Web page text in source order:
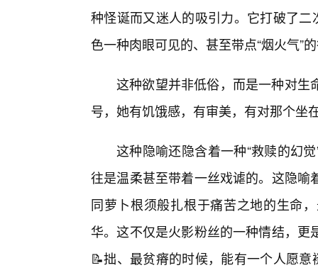
种怪诞而又迷人的吸引力。它打破了
色一种肉眼可见的、甚至带点“烟火气”
这种欲望并非低俗，而是一种对生
号，她有饥饿感，有审美，有对那个坐
这种隐喻还隐含着一种“救赎的幻
往是温柔甚至带着一丝戏谑的。这隐
同萝卜根须般扎根于痛苦之地的生命
华。这不仅是火影粉丝的一种情结，
📝拙、最贫瘠的时候，能有一个人愿